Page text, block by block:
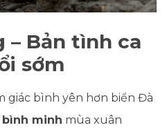
– Bản tình ca
sớm
giác bình yên hơn biển Đà
bình minh mùa xuân